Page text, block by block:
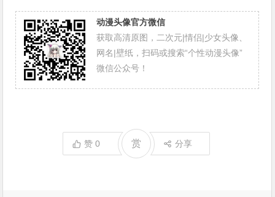
动漫头像官方微信
获取高清原图，二次元|情侣|少女头像、
网名|壁纸，扫码或搜索“个性动漫头像”
微信公众号！
赞0 赏 分享